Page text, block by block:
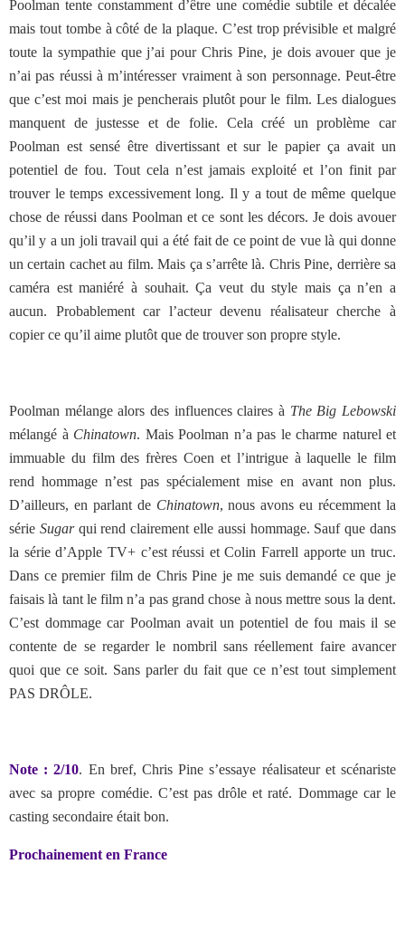
Poolman tente constamment d’être une comédie subtile et décalée
mais tout tombe à côté de la plaque. C’est trop prévisible et malgré
toute la sympathie que j’ai pour Chris Pine, je dois avouer que je
n’ai pas réussi à m’intéresser vraiment à son personnage. Peut-être
que c’est moi mais je pencherais plutôt pour le film. Les dialogues
manquent de justesse et de folie. Cela créé un problème car
Poolman est sensé être divertissant et sur le papier ça avait un
potentiel de fou. Tout cela n’est jamais exploité et l’on finit par
trouver le temps excessivement long. Il y a tout de même quelque
chose de réussi dans Poolman et ce sont les décors. Je dois avouer
qu’il y a un joli travail qui a été fait de ce point de vue là qui donne
un certain cachet au film. Mais ça s’arrête là. Chris Pine, derrière sa
caméra est maniéré à souhait. Ça veut du style mais ça n’en a
aucun. Probablement car l’acteur devenu réalisateur cherche à
copier ce qu’il aime plutôt que de trouver son propre style.
Poolman mélange alors des influences claires à The Big Lebowski
mélangé à Chinatown. Mais Poolman n’a pas le charme naturel et
immuable du film des frères Coen et l’intrigue à laquelle le film
rend hommage n’est pas spécialement mise en avant non plus.
D’ailleurs, en parlant de Chinatown, nous avons eu récemment la
série Sugarqui rend clairement elle aussi hommage. Sauf que dans
la série d’Apple TV+ c’est réussi et Colin Farrell apporte un truc.
Dans ce premier film de Chris Pine je me suis demandé ce que je
faisais là tant le film n’a pas grand chose à nous mettre sous la dent.
C’est dommage car Poolman avait un potentiel de fou mais il se
contente de se regarder le nombril sans réellement faire avancer
quoi que ce soit. Sans parler du fait que ce n’est tout simplement
PAS DRÔLE.
Note : 2/10. En bref, Chris Pine s’essaye réalisateur et scénariste
avec sa propre comédie. C’est pas drôle et raté. Dommage car le
casting secondaire était bon.
Prochainement en France